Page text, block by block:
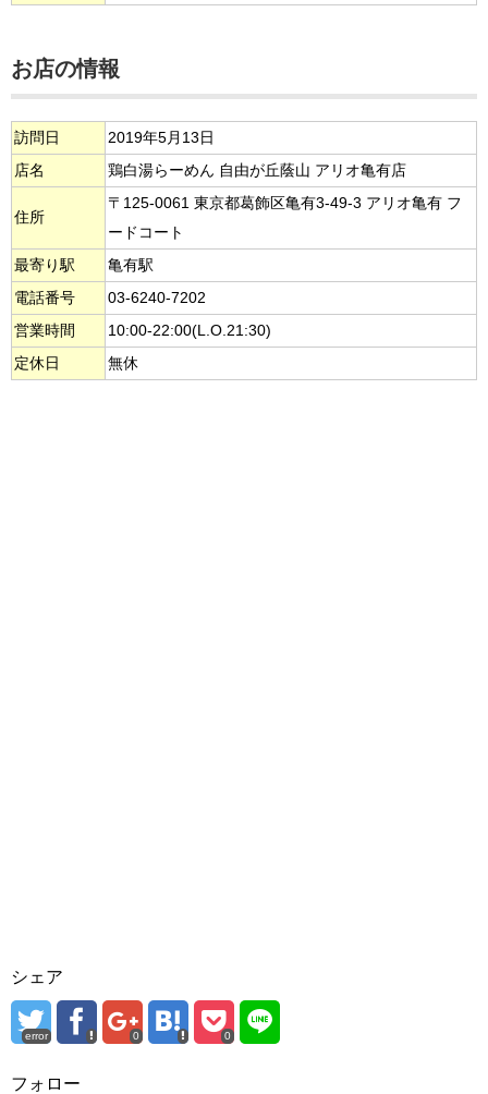
お店の情報
訪問日
2019年5月13日
店名
鶏白湯らーめん 自由が丘蔭山 アリオ亀有店
住所
〒125-0061 東京都葛飾区亀有3-49-3 アリオ亀有 フ
ードコート
最寄り駅
亀有駅
電話番号
03-6240-7202
営業時間
10:00-22:00(L.O.21:30)
定休日
無休
シェア
error 0 0
フォロー